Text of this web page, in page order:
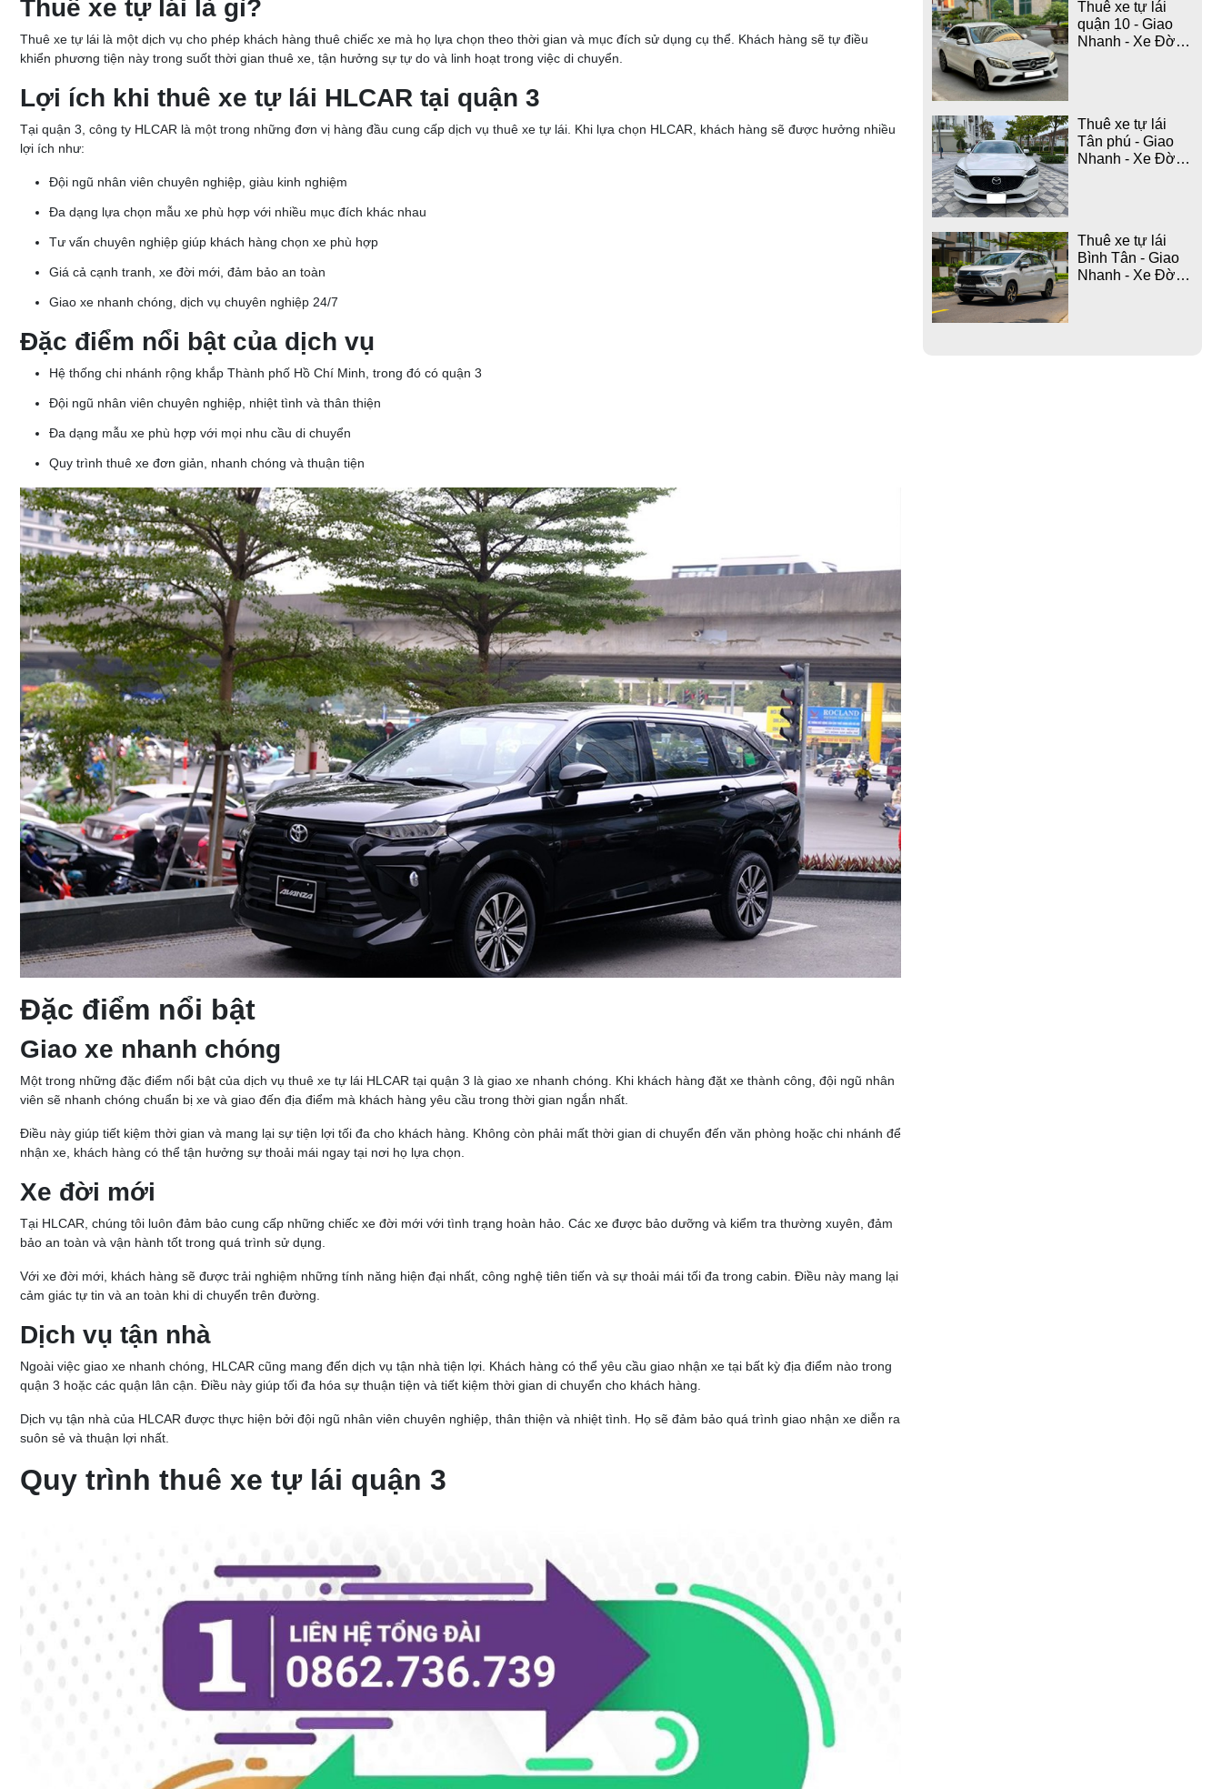
Thuê xe tự lái là gì?
Thuê xe tự lái là một dịch vụ cho phép khách hàng thuê chiếc xe mà họ lựa chọn theo thời gian và mục đích sử dụng cụ thể. Khách hàng sẽ tự điều
khiển phương tiện này trong suốt thời gian thuê xe, tận hưởng sự tự do và linh hoạt trong việc di chuyển.
Lợi ích khi thuê xe tự lái HLCAR tại quận 3
Tại quận 3, công ty HLCAR là một trong những đơn vị hàng đầu cung cấp dịch vụ thuê xe tự lái. Khi lựa chọn HLCAR, khách hàng sẽ được hưởng nhiều
lợi ích như:
Đội ngũ nhân viên chuyên nghiệp, giàu kinh nghiệm
Đa dạng lựa chọn mẫu xe phù hợp với nhiều mục đích khác nhau
Tư vấn chuyên nghiệp giúp khách hàng chọn xe phù hợp
Giá cả cạnh tranh, xe đời mới, đảm bảo an toàn
Giao xe nhanh chóng, dịch vụ chuyên nghiệp 24/7
Đặc điểm nổi bật của dịch vụ
Hệ thống chi nhánh rộng khắp Thành phố Hồ Chí Minh, trong đó có quận 3
Đội ngũ nhân viên chuyên nghiệp, nhiệt tình và thân thiện
Đa dạng mẫu xe phù hợp với mọi nhu cầu di chuyển
Quy trình thuê xe đơn giản, nhanh chóng và thuận tiện
Đặc điểm nổi bật
Giao xe nhanh chóng
Một trong những đặc điểm nổi bật của dịch vụ thuê xe tự lái HLCAR tại quận 3 là giao xe nhanh chóng. Khi khách hàng đặt xe thành công, đội ngũ nhân
viên sẽ nhanh chóng chuẩn bị xe và giao đến địa điểm mà khách hàng yêu cầu trong thời gian ngắn nhất.
Điều này giúp tiết kiệm thời gian và mang lại sự tiện lợi tối đa cho khách hàng. Không còn phải mất thời gian di chuyển đến văn phòng hoặc chi nhánh để
nhận xe, khách hàng có thể tận hưởng sự thoải mái ngay tại nơi họ lựa chọn.
Xe đời mới
Tại HLCAR, chúng tôi luôn đảm bảo cung cấp những chiếc xe đời mới với tình trạng hoàn hảo. Các xe được bảo dưỡng và kiểm tra thường xuyên, đảm
bảo an toàn và vận hành tốt trong quá trình sử dụng.
Với xe đời mới, khách hàng sẽ được trải nghiệm những tính năng hiện đại nhất, công nghệ tiên tiến và sự thoải mái tối đa trong cabin. Điều này mang lại
cảm giác tự tin và an toàn khi di chuyển trên đường.
Dịch vụ tận nhà
Ngoài việc giao xe nhanh chóng, HLCAR cũng mang đến dịch vụ tận nhà tiện lợi. Khách hàng có thể yêu cầu giao nhận xe tại bất kỳ địa điểm nào trong
quận 3 hoặc các quận lân cận. Điều này giúp tối đa hóa sự thuận tiện và tiết kiệm thời gian di chuyển cho khách hàng.
Dịch vụ tận nhà của HLCAR được thực hiện bởi đội ngũ nhân viên chuyên nghiệp, thân thiện và nhiệt tình. Họ sẽ đảm bảo quá trình giao nhận xe diễn ra
suôn sẻ và thuận lợi nhất.
Quy trình thuê xe tự lái quận 3
Thuê xe tự lái
quận 10 - Giao
Nhanh - Xe Đời
Thuê xe tự lái
Tân phú - Giao
Nhanh - Xe Đời
Thuê xe tự lái
Bình Tân - Giao
Nhanh - Xe Đời